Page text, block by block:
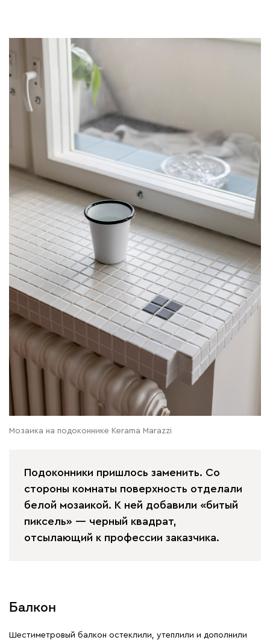
Мозаика на подоконнике Kerama Marazzi
Подоконники пришлось заменить. Со
стороны комнаты поверхность отделали
белой мозаикой. К ней добавили «битый
пиксель» — черный квадрат,
отсылающий к профессии заказчика.
Балкон
Шестиметровый балкон остеклили, утеплили и дополнили